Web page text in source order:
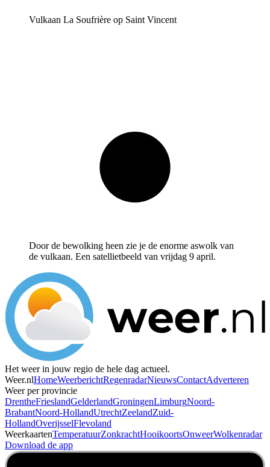
Vulkaan La Soufrière op Saint Vincent
Door de bewolking heen zie je de enorme aswolk van
de vulkaan. Een satellietbeeld van vrijdag 9 april.
Het weer in jouw regio de hele dag actueel.
Weer.nlHomeWeerberichtRegenradarNieuwsContactAdverteren
Weer per provincie
DrentheFrieslandGelderlandGroningenLimburgNoord-
BrabantNoord-HollandUtrechtZeelandZuid-
HollandOverijsselFlevoland
WeerkaartenTemperatuurZonkrachtHooikoortsOnweerWolkenradar
Download de app